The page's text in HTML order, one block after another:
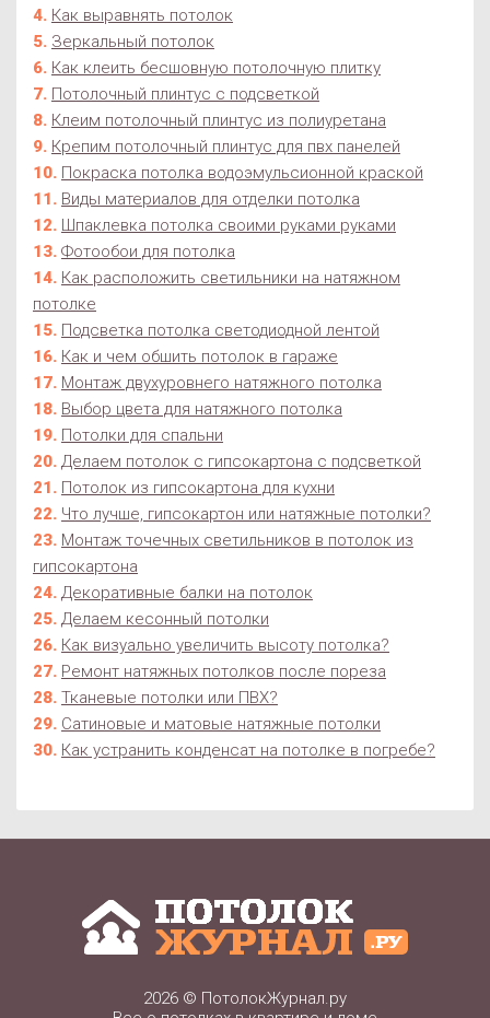
Как выравнять потолок
Зеркальный потолок
Как клеить бесшовную потолочную плитку
Потолочный плинтус с подсветкой
Клеим потолочный плинтус из полиуретана
Крепим потолочный плинтус для пвх панелей
Покраска потолка водоэмульсионной краской
Виды материалов для отделки потолка
Шпаклевка потолка своими руками руками
Фотообои для потолка
Как расположить светильники на натяжном
потолке
Подсветка потолка светодиодной лентой
Как и чем обшить потолок в гараже
Монтаж двухуровнего натяжного потолка
Выбор цвета для натяжного потолка
Потолки для спальни
Делаем потолок с гипсокартона с подсветкой
Потолок из гипсокартона для кухни
Что лучше, гипсокартон или натяжные потолки?
Монтаж точечных светильников в потолок из
гипсокартона
Декоративные балки на потолок
Делаем кесонный потолки
Как визуально увеличить высоту потолка?
Ремонт натяжных потолков после пореза
Тканевые потолки или ПВХ?
Сатиновые и матовые натяжные потолки
Как устранить конденсат на потолке в погребе?
2026 © ПотолокЖурнал.ру